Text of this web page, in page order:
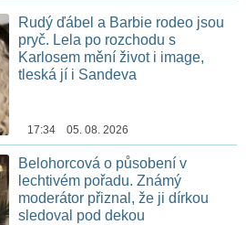
Rudý ďábel a Barbie rodeo jsou
pryč. Lela po rozchodu s
Karlosem mění život i image,
tleská jí i Sandeva
17:34 05. 08. 2026
Belohorcová o působení v
lechtivém pořadu. Známý
moderátor přiznal, že ji dírkou
sledoval pod dekou